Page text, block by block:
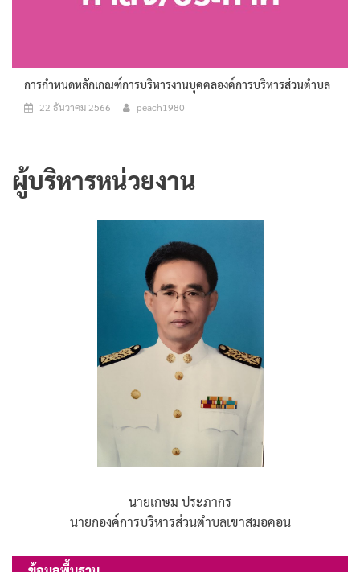
การกำหนดหลักเกณฑ์การบริหารงานบุคคลองค์การบริหารส่วนตำบล
22 ธันวาคม 2566 peach1980
ผู้บริหารหน่วยงาน
นายเกษม ประภากร
นายกองค์การบริหารส่วนตำบลเขาสมอคอน